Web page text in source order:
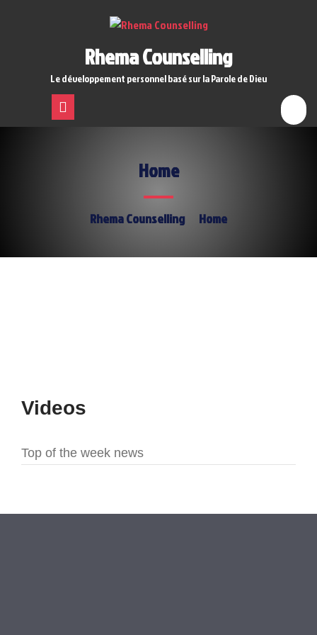
Rhema Counselling
Le développement personnel basé sur la Parole de Dieu
Home
Rhema Counselling Home
Videos
Top of the week news